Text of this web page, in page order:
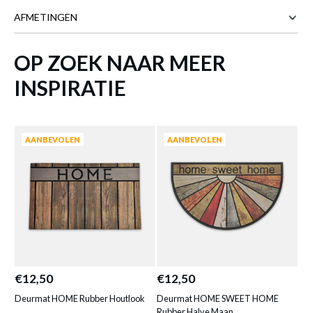
AFMETINGEN
BREEDTE 60 cm
OP ZOEK NAAR MEER
INSPIRATIE
AANBEVOLEN
€12,50
Deurmat HOME Rubber Houtlook
AANBEVOLEN
€12,50
Deurmat HOME SWEET HOME
toegevoegd aan je winkelmandje
DEURMAT HAROLD RUBBER ZWART